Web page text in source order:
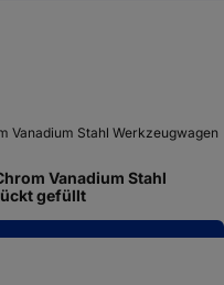
Vanadium Stahl
gefüllt